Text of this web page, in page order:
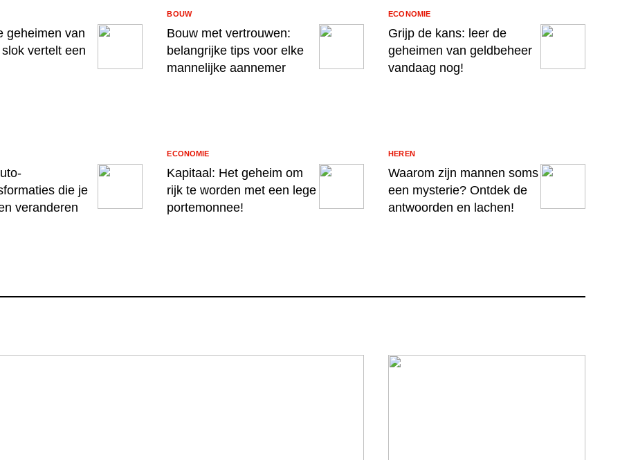
geheimen van
vertelt een
Bouw met vertrouwen:
belangrijke tips voor elke
mannelijke aannemer
BOUW
Grijp de kans: leer de
geheimen van geldbeheer
vandaag nog!
ECONOMIE
die je
veranderen
Kapitaal: Het geheim om
rijk te worden met een lege
portemonnee!
ECONOMIE
Waarom zijn mannen soms
een mysterie? Ontdek de
antwoorden en lachen!
HEREN